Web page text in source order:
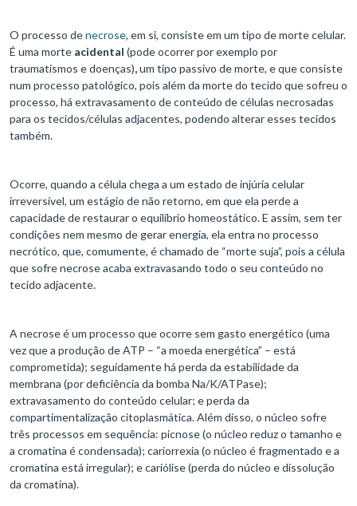
O processo denecrose, em si, consiste em um tipo de morte celular.
É uma morte acidental (pode ocorrer por exemplo por
traumatismos e doenças),um tipo passivo de morte, e que consiste
num processo patológico, pois além da morte do tecido que sofreu o
processo, há extravasamento de conteúdo de células necrosadas
para os tecidos/células adjacentes, podendo alterar esses tecidos
também.
Ocorre, quando a célula chega a um estado de injúria celular
irreversível, um estágio de não retorno, em que ela perde a
capacidade de restaurar o equilíbrio homeostático. E assim, sem ter
condições nem mesmo de gerar energia, ela entra no processo
necrótico, que, comumente, é chamado de “morte suja”, pois a célula
que sofre necrose acaba extravasando todo o seu conteúdo no
tecido adjacente.
A necrose é um processo que ocorre sem gasto energético (uma
vez que a produção de ATP – “a moeda energética” – está
comprometida); seguidamente há perda da estabilidade da
membrana (por deficiência da bomba Na/K/ATPase);
extravasamento do conteúdo celular; e perda da
compartimentalização citoplasmática. Além disso, o núcleo sofre
três processos em sequência: picnose (o núcleo reduz o tamanho e
a cromatina é condensada); cariorrexia (o núcleo é fragmentado e a
cromatina está irregular); e cariólise (perda do núcleo e dissolução
da cromatina).